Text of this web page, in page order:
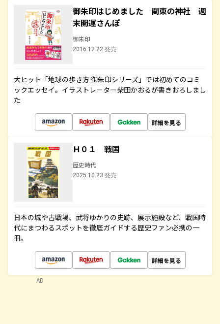
御朱印はじめました 関東の神社 週
末開運さんぽ
御朱印
2016.12.22 発売
大ヒット「地球の歩き方 御朱印シリーズ」では初めてのコミ
ックエッセイ。イラストレーター柴田かおるが書きおろしまし
た
詳細を見る
Ｈ０１ 戦国
歴史時代
2025.10.23 発売
日本の城や古戦場、武将ゆかりの史跡、展示施設など、戦国時
代にまつわるスポットを徹底ガイドする歴史ファン必携の一
冊。
詳細を見る
AD